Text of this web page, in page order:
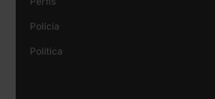
Polícia
Política